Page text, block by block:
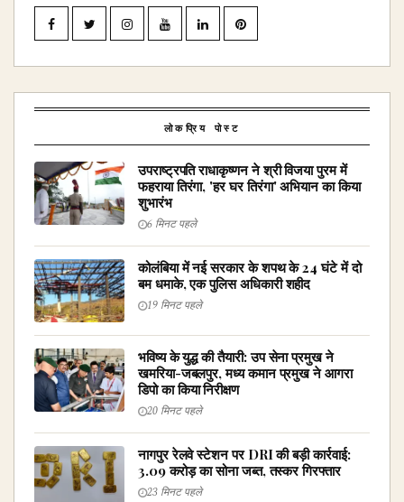
लोकप्रिय पोस्ट
उपराष्ट्रपति राधाकृष्णन ने श्री विजया पुरम में
फहराया तिरंगा, 'हर घर तिरंगा' अभियान का किया
शुभारंभ
6 मिनट पहले
कोलंबिया में नई सरकार के शपथ के 24 घंटे में दो
बम धमाके, एक पुलिस अधिकारी शहीद
19 मिनट पहले
भविष्य के युद्ध की तैयारी: उप सेना प्रमुख ने
खमरिया-जबलपुर, मध्य कमान प्रमुख ने आगरा
डिपो का किया निरीक्षण
20 मिनट पहले
नागपुर रेलवे स्टेशन पर DRI की बड़ी कार्रवाई:
₹3.09 करोड़ का सोना जब्त, तस्कर गिरफ्तार
23 मिनट पहले